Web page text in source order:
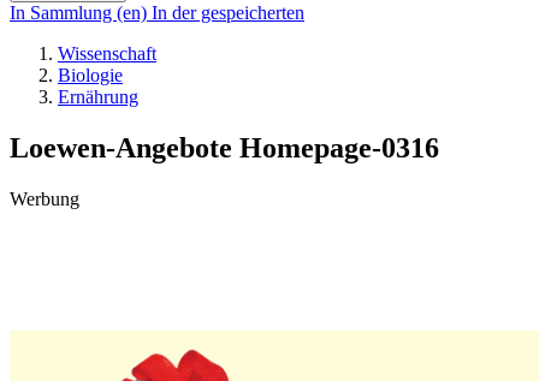
In Sammlung (en) In der gespeicherten
Wissenschaft
Biologie
Ernährung
Loewen-Angebote Homepage-0316
Werbung